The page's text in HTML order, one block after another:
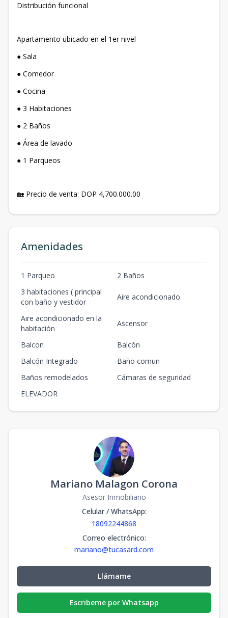
Distribución funcional
Apartamento ubicado en el 1er nivel
● Sala
● Comedor
● Cocina
● 3 Habitaciones
● 2 Baños
● Área de lavado
● 1 Parqueos
🏡 Precio de venta: DOP 4,700.000.00
Amenidades
1 Parqueo
2 Baños
3 habitaciones ( principal
con baño y vestidor
Aire acondicionado
Aire acondicionado en la
habitación
Ascensor
Balcon
Balcón
Balcón Integrado
Baño comun
Baños remodelados
Cámaras de seguridad
ELEVADOR
Mariano Malagon Corona
Asesor Inmobiliario
Celular / WhatsApp:
18092244868
Correo electrónico:
mariano@tucasard.com
Llámame
Escribeme por Whatsapp